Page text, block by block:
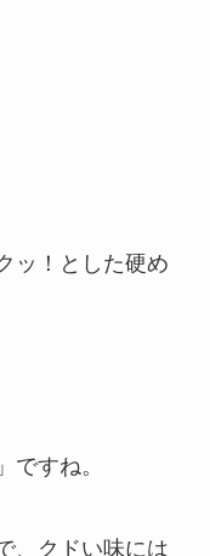
ッ！とした硬め
ですね。
、クドい味には